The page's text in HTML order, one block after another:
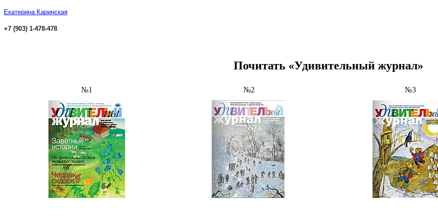
Екатерина Каринская
+7 (903) 1-478-478
Почитать «Удивительный журнал»
№1 №2 №3